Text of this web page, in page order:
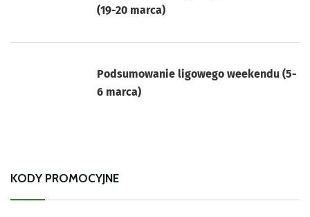
(19-20 marca)
Podsumowanie ligowego weekendu (5-
6 marca)
KODY PROMOCYJNE